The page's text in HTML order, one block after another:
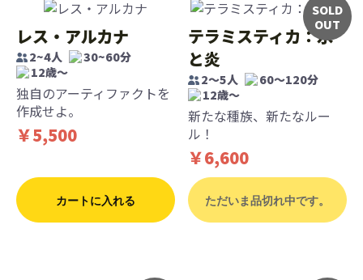
レス・アルカナ
2~4人
30~60分
12歳〜
独自のアーティファクトを
作成せよ。
￥5,500
カートに入れる
SOLD
OUT
テラミスティカ：氷
と炎
2～5人
60～120分
12歳〜
新たな種族、新たなルー
ル！
￥6,600
ただいま品切れ中です。